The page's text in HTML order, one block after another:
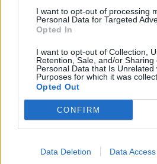
I want to opt-out of processing
Personal Data for Targeted
Opted In
I want to opt-out of Collection,
Retention, Sale, and/or Sharing
Personal Data that Is Unrelated
Purposes for which it was
Opted Out
CONFIRM
Data Deletion Data Access